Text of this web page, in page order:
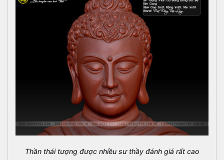
Thần thái tượng được nhiều sư thầy đánh giá rất cao